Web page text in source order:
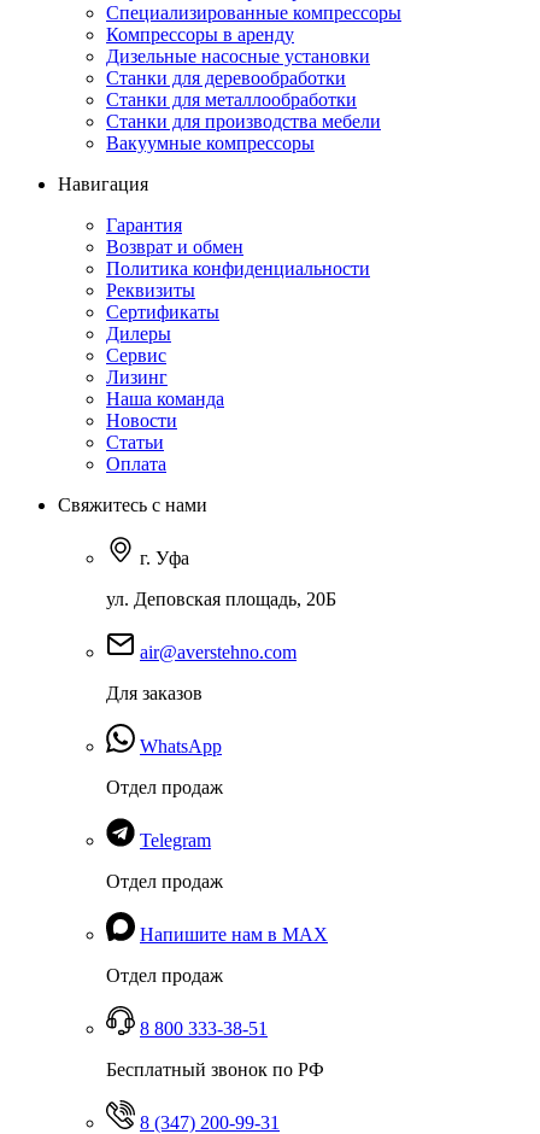
Специализированные компрессоры
Компрессоры в аренду
Дизельные насосные установки
Станки для деревообработки
Станки для металлообработки
Станки для производства мебели
Вакуумные компрессоры
Навигация
Гарантия
Возврат и обмен
Политика конфиденциальности
Реквизиты
Сертификаты
Дилеры
Сервис
Лизинг
Наша команда
Новости
Статьи
Оплата
Свяжитесь с нами
г. Уфа
ул. Деповская площадь, 20Б
air@averstehno.com
Для заказов
WhatsApp
Отдел продаж
Telegram
Отдел продаж
Напишите нам в MAX
Отдел продаж
8 800 333-38-51
Бесплатный звонок по РФ
8 (347) 200-99-31